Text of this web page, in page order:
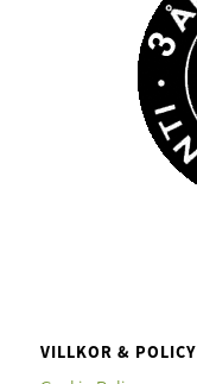
VILLKOR & POLICY